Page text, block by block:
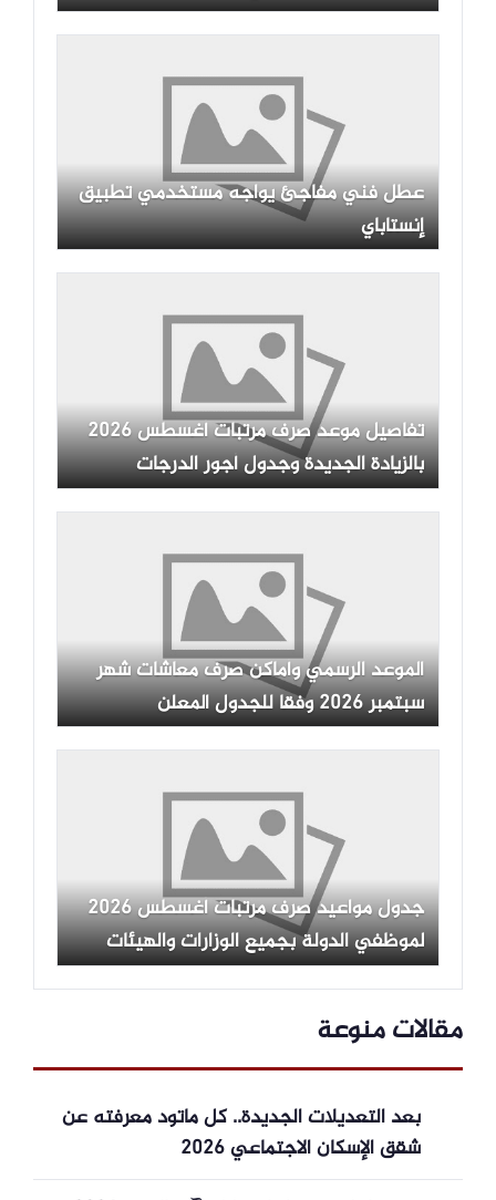
عطل فني مفاجئ يواجه مستخدمي تطبيق
إنستاباي
تفاصيل موعد صرف مرتبات أغسطس 2026
بالزيادة الجديدة وجدول أجور الدرجات
الوظيفية
الموعد الرسمي وأماكن صرف معاشات شهر
سبتمبر 2026 وفقا للجدول المعلن
جدول مواعيد صرف مرتبات أغسطس 2026
لموظفي الدولة بجميع الوزارات والهيئات
مقالات منوعة
بعد التعديلات الجديدة.. كل ماتود معرفته عن
شقق الإسكان الاجتماعي 2026